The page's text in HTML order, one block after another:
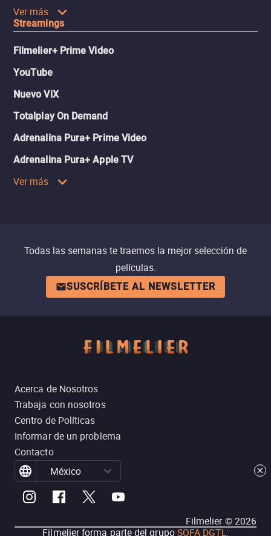
Ver más
Streamings
Filmelier+ Prime Video
YouTube
Nuevo ViX
Totalplay On Demand
Adrenalina Pura+ Prime Video
Adrenalina Pura+ Apple TV
Ver más
Todas las semanas te traemos la mejor selección de
películas.
SUSCRÍBETE AL NEWSLETTER
Acerca de Nosotros
Trabaja con nosotros
Centro de Políticas
Informar de un problema
Contacto
México
Filmelier ©2026
Filmelier forma parte del grupoSOFA DGTL: